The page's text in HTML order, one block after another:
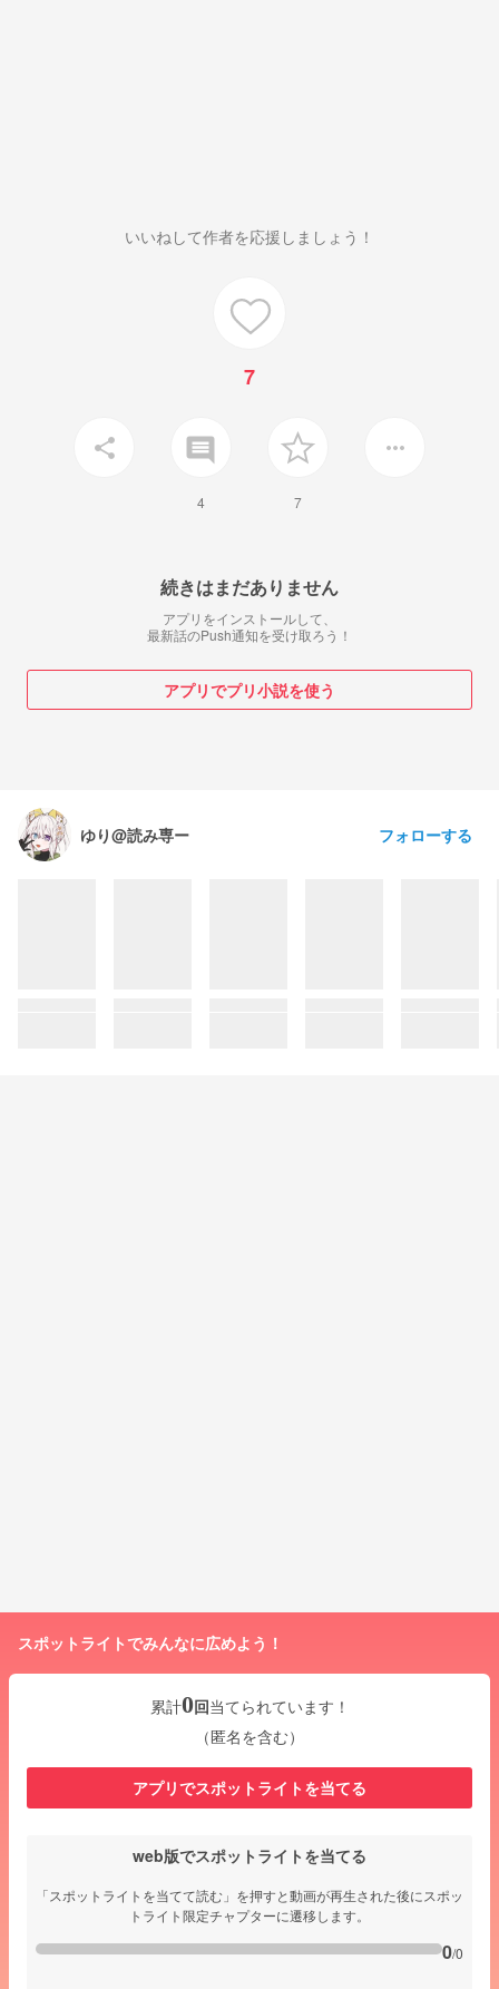
いいねして作者を応援しましょう！
7
share insert_comment
4 7
more_horiz
続きはまだありません
アプリをインストールして、
最新話のPush通知を受け取ろう！
アプリでプリ小説を使う
ゆり@読み専ー フォローする
スポットライトでみんなに広めよう！
累計0回当てられています！
（匿名を含む）
アプリでスポットライトを当てる
web版でスポットライトを当てる
「スポットライトを当てて読む」を押すと動画が再生された後にスポッ
トライト限定チャプターに遷移します。
0/0